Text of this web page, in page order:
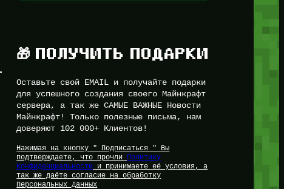
🎁 ПОЛУЧИТЬ ПОДАРКИ
Оставьте свой EMAIL и получайте подарки
для успешного создания своего Майнкрафт
сервера, а так же САМЫЕ ВАЖНЫЕ Новости
Майнкрафт! Только полезные письма, нам
доверяют 102 000+ Клиентов!
Нажимая на кнопку " Подписаться " Вы
подтверждаете, что прочли Политику
Конфиденциальности и принимаете её условия, а
так же даёте согласие на обработку
Персональных Данных